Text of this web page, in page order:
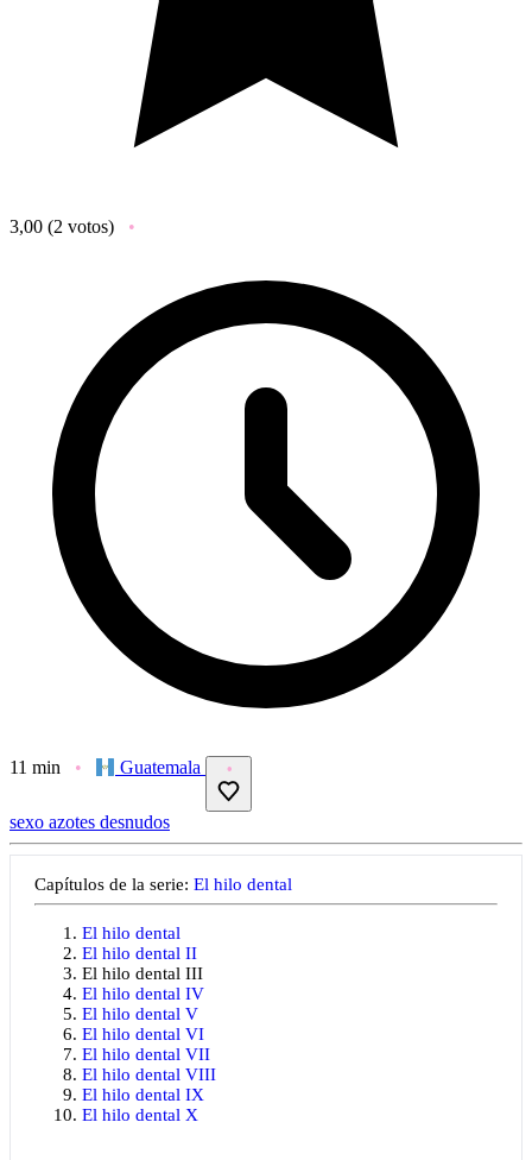
3,00 (2 votos)
11 min Guatemala
sexo azotes desnudos
Capítulos de la serie: El hilo dental
El hilo dental
El hilo dental II
El hilo dental III
El hilo dental IV
El hilo dental V
El hilo dental VI
El hilo dental VII
El hilo dental VIII
El hilo dental IX
El hilo dental X